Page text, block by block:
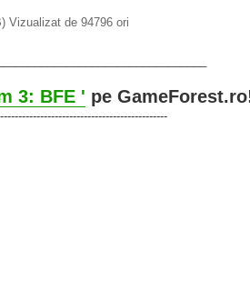
Vizualizat de 94796 ori
3: BFE ' pe